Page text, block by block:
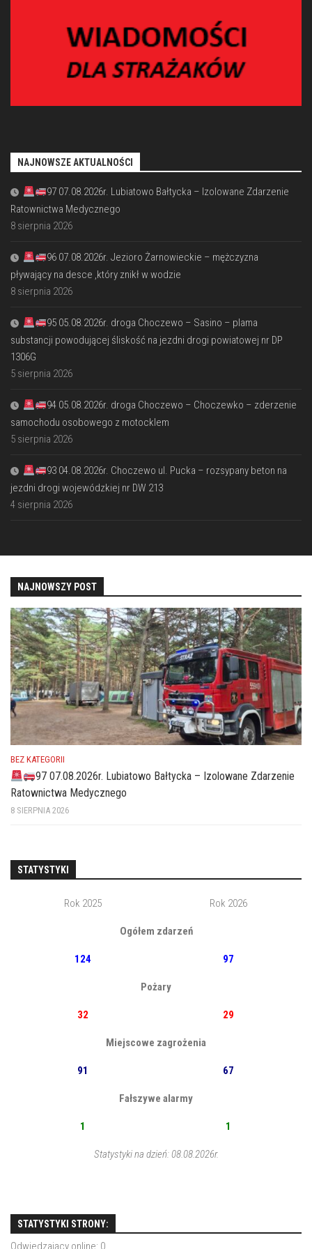
NAJNOWSZE AKTUALNOŚCI
97 07.08.2026r. Lubiatowo Bałtycka – Izolowane Zdarzenie
Ratownictwa Medycznego
8 sierpnia 2026
96 07.08.2026r. Jezioro Żarnowieckie – mężczyzna
pływający na desce ,który znikł w wodzie
8 sierpnia 2026
95 05.08.2026r. droga Choczewo – Sasino – plama
substancji powodującej śliskość na jezdni drogi powiatowej nr DP
1306G
5 sierpnia 2026
94 05.08.2026r. droga Choczewo – Choczewko – zderzenie
samochodu osobowego z motocklem
5 sierpnia 2026
93 04.08.2026r. Choczewo ul. Pucka – rozsypany beton na
jezdni drogi wojewódzkiej nr DW 213
4 sierpnia 2026
NAJNOWSZY POST
BEZ KATEGORII
97 07.08.2026r. Lubiatowo Bałtycka – Izolowane Zdarzenie
Ratownictwa Medycznego
8 SIERPNIA 2026
STATYSTYKI
Rok 2025 Rok 2026
Ogółem zdarzeń
124 97
Pożary
32 29
Miejscowe zagrożenia
91 67
Fałszywe alarmy
1 1
Statystyki na dzień: 08.08.2026r.
STATYSTYKI STRONY:
Odwiedzający online: 0